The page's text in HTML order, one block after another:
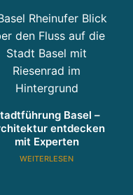
Basel –
entdecken
mit Experten
WEITERLESEN